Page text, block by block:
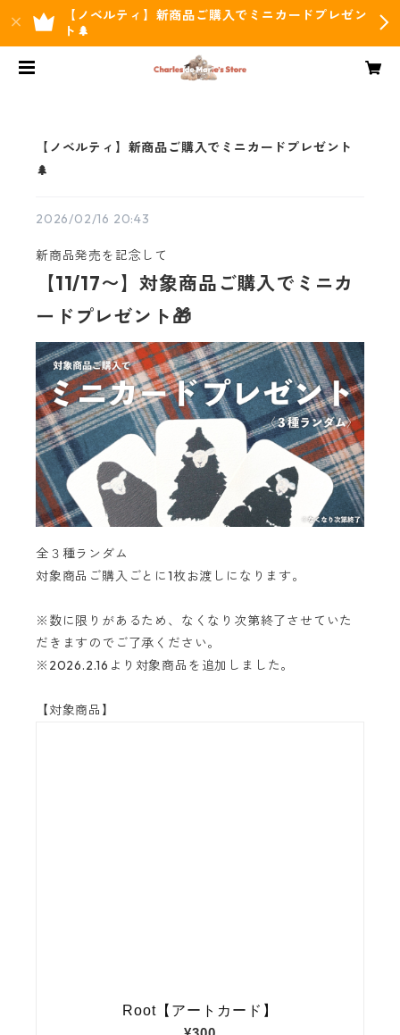
【ノベルティ】新商品ご購入でミニカードプレゼン
ト🌲
【ノベルティ】新商品ご購入でミニカードプレゼント
🌲
2026/02/16 20:43
新商品発売を記念して
【11/17〜】対象商品ご購入でミニカ
ードプレゼント🎁
全３種ランダム
対象商品ご購入ごとに1枚お渡しになります。
※数に限りがあるため、なくなり次第終了させていた
だきますのでご了承ください。
※2026.2.16より対象商品を追加しました。
【対象商品】